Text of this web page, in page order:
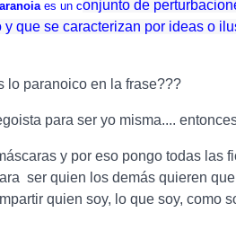
es un conjunto de
y que se caracterizan por ideas o
lo paranoico en la frase???
para ser yo misma....
y por eso pongo todas las
ser quien los demás quieren
quien soy, lo que soy, como